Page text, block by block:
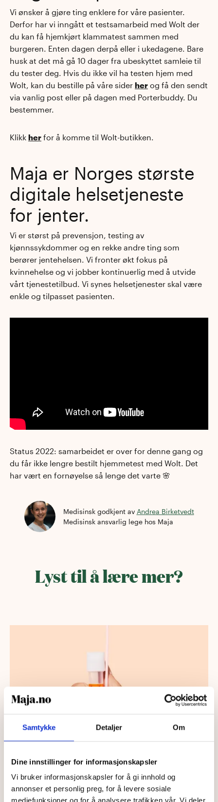
Samtykke Detaljer Om
Dine innstillinger for informasjonskapsler
Vi bruker informasjonskapsler for å gi innhold og
annonser et personlig preg, for å levere sosiale
Vi ønsker å gjøre ting enklere for våre pasienter.
Derfor har vi inngått et testsamarbeid med Wolt der
du kan få hjemkjørt klammatest sammen med
burgeren. Enten dagen derpå eller i ukedagene. Bare
husk at det må gå 10 dager fra ubeskyttet samleie til
du tester deg. Hvis du ikke vil ha testen hjem med
Wolt, kan du bestille på våre sider her og få den sendt
via vanlig post eller på dagen med Porterbuddy. Du
bestemmer.
Klikk her for å komme til Wolt-butikken.
Maja er Norges største
digitale helsetjeneste
for jenter.
Vi er størst på prevensjon, testing av
kjønnssykdommer og en rekke andre ting som
berører jentehelsen. Vi fronter økt fokus på
kvinnehelse og vi jobber kontinuerlig med å utvide
vårt tjenestetilbud. Vi synes helsetjenester skal være
enkle og tilpasset pasienten.
Status 2022: samarbeidet er over for denne gang og
du får ikke lengre bestilt hjemmetest med Wolt. Det
har vært en fornøyelse så lenge det varte 🌸
Medisinsk godkjent av Andrea Birketvedt
Medisinsk ansvarlig legehos Maja
Lyst til å lære mer?